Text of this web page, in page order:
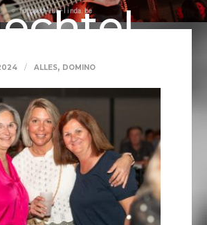
ALLES, DOMINO